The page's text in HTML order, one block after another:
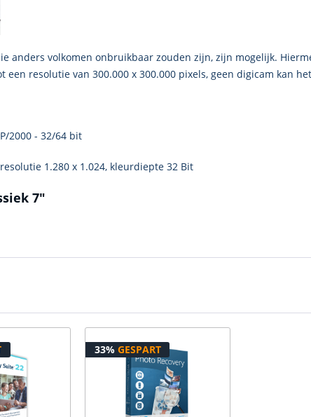
anders volkomen onbruikbaar zouden zijn, zijn mogelijk.
resolutie van 300.000 x 300.000 pixels, geen digicam kan
2000 - 32/64 bit
1.280 х 1.024, kleurdiepte 32 Bit
7"
33% GESPART